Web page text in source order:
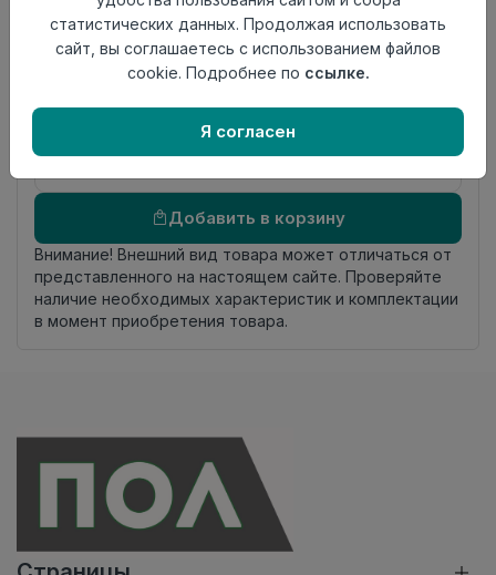
АктуальностьАктуален
Страна
происхождения
Россия
18.9 пог. м
Добавить в корзину
Внимание! Внешний вид товара может отличаться от
представленного на настоящем сайте. Проверяйте
наличие необходимых характеристик и комплектации
в момент приобретения товара.
статистических данных. Продолжая использовать
сайт, вы соглашаетесь с использованием файлов
cookie. Подробнее по ссылке.
Я согласен